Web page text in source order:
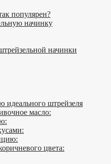
популярен?
начинку
начинки
идеального штрейзеля
масло:
цвета: